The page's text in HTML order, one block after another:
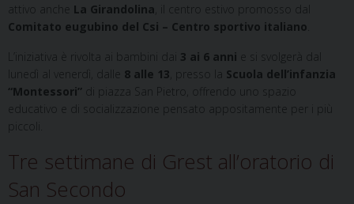
attivo anche La Girandolina , il centro estivo promosso dal
Comitato eugubino del Csi – Centro sportivo italiano
L’iniziativa è rivolta ai bambini dai 3 ai 6 anni e si svolgerà dal
lunedì al venerdì, dalle 8 alle 13 , presso la Scuola dell’infanzia
“Montessori” di piazza San Pietro, offrendo uno spazio
educativo e di socializzazione pensato appositamente per i più
piccoli.
Tre settimane di Grest all’oratorio di
San Secondo